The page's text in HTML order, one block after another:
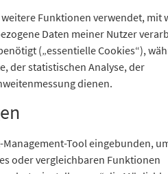
Funktionen verwendet, mit
Daten meiner Nutzer
(„essentielle Cookies“),
der statistischen Analyse, der
dienen.
Tool eingebunden,
oder vergleichbaren Funktionen